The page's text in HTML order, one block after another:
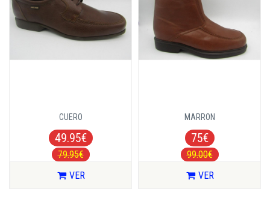
CUERO
49.95€
79.95€
VER
MARRON
75€
99.00€
VER